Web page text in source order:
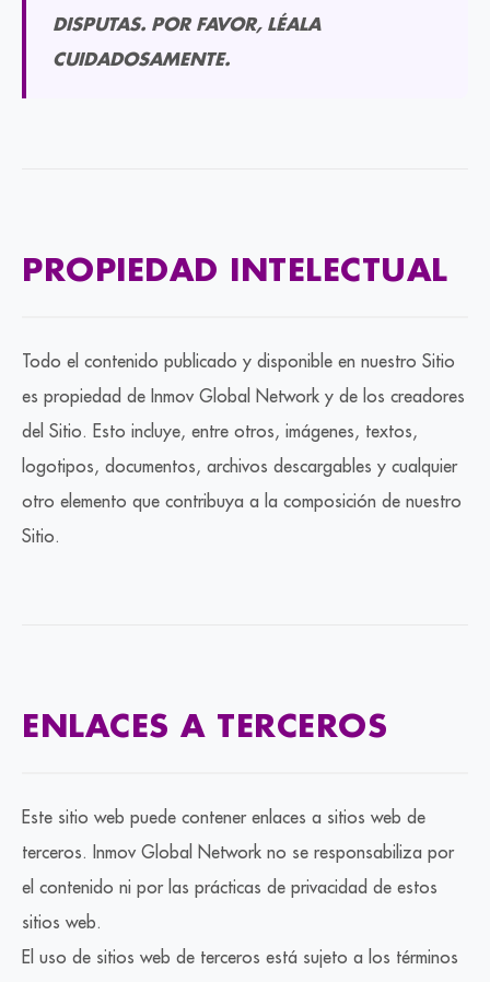
DISPUTAS. POR FAVOR, LÉALA
CUIDADOSAMENTE.
PROPIEDAD INTELECTUAL
Todo el contenido publicado y disponible en nuestro Sitio
es propiedad de Inmov Global Network y de los creadores
del Sitio. Esto incluye, entre otros, imágenes, textos,
logotipos, documentos, archivos descargables y cualquier
otro elemento que contribuya a la composición de nuestro
Sitio.
ENLACES A TERCEROS
Este sitio web puede contener enlaces a sitios web de
terceros. Inmov Global Network no se responsabiliza por
el contenido ni por las prácticas de privacidad de estos
sitios web.
El uso de sitios web de terceros está sujeto a los términos